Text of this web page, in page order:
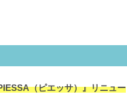
（ピエッサ）』リニュー